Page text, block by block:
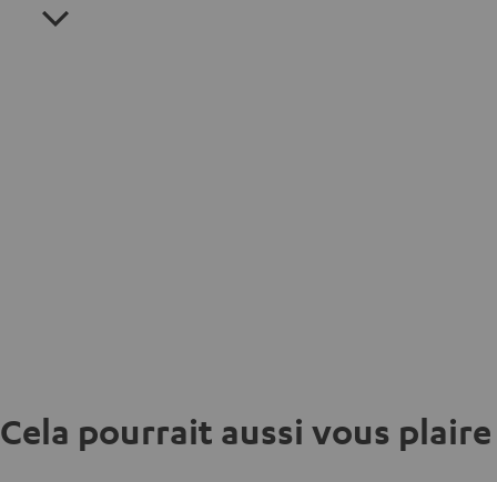
Cela pourrait aussi vous plaire